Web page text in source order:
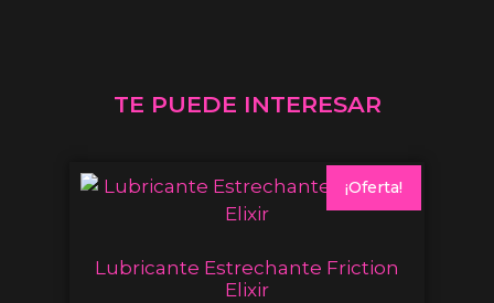
TE PUEDE INTERESAR
¡Oferta!
Lubricante Estrechante Friction
Elixir